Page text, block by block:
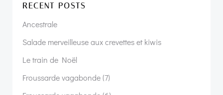
RECENT POSTS
Ancestrale
Salade merveilleuse aux crevettes et kiwis
Le train de Noël
Froussarde vagabonde (7)